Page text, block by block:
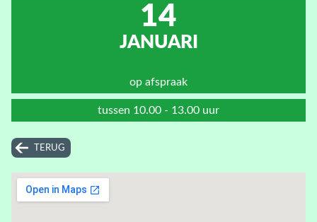
14
JANUARI
op afspraak
tussen 10.00 - 13.00 uur
TERUG